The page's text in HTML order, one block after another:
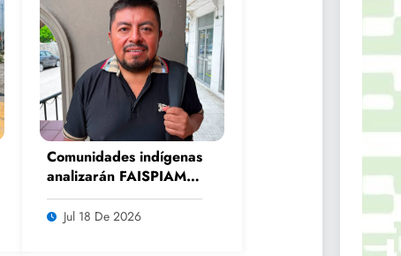
Comunidades indígenas
analizarán FAISPIAM y
tema del fracking en
asamblea ordinaria
Jul 18 De 2026